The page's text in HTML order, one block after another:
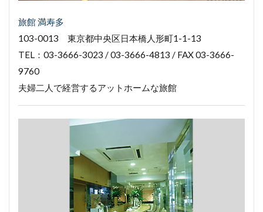
旅館 満寿多
103-0013 東京都中央区日本橋人形町1-1-13
TEL：03-3666-3023 / 03-3666-4813 / FAX 03-3666-
9760
夫婦二人で経営するアットホームな旅館